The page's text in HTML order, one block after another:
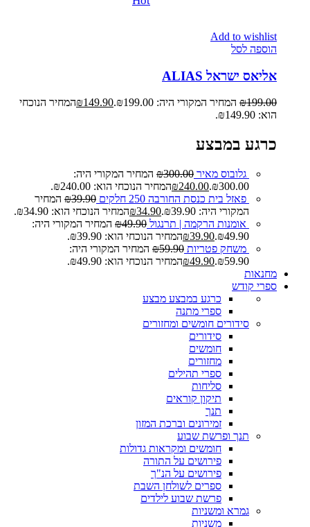
Add to wishlist
הוספה לסל
אליאס ישראל ALIAS
₪199.00 המחיר המקורי היה: ₪199.00. ₪149.90
המחיר הנוכחי
הוא: ₪149.90.
כרגע במבצע
גלובוס מאיר ₪300.00
המחיר המקורי היה:
₪300.00.
₪240.00
המחיר הנוכחי הוא: ₪240.00.
פאזל בית כנסת החורבה 250 חלקים
₪39.90
המחיר
המקורי היה: ₪39.90.
₪34.90
המחיר הנוכחי הוא: ₪34.90.
אומנות הרקמה | תרנגול
₪49.90
המחיר המקורי היה:
₪49.90.
₪39.90
המחיר הנוכחי הוא: ₪39.90.
משחק פטריות
₪59.90
המחיר המקורי היה:
₪59.90.
₪49.90
המחיר הנוכחי הוא: ₪49.90.
מחנאות
ספרי קודש
כרגע במבצע מבצע
ספרי מתנה
סידורים חומשים ומחזורים
סידורים
חומשים
מחזורים
ספרי תהילים
סליחות
תיקון קוראים
תנך
זמירונים וברכת המזון
תנך ופרשת שבוע
חומשים ומקראות גדולות
פירושים על התורה
פירושים על הנ"ך
ספרים לשולחן השבת
פרשת שבוע לילדים
גמרא ומשניות
משניות